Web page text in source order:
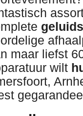
maar liefst
wilt